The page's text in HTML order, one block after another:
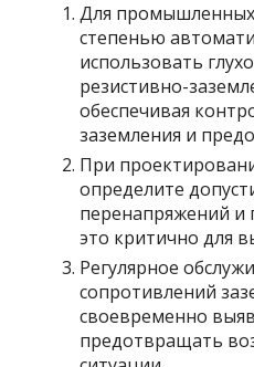
Для
степенью
использовать
резистивно-
обеспечивая
заземления и
При
определите
перенапряжений
это критично для
Регулярное
сопротивлений
своевременно
предотвращать